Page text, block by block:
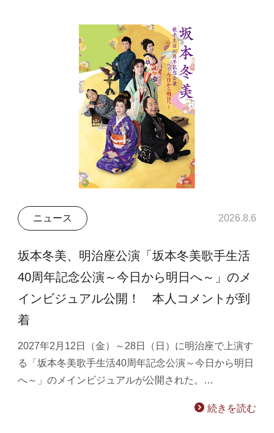
ニュース 2026.8.6
坂本冬美、明治座公演「坂本冬美歌手生活
40周年記念公演～今日から明日へ～」のメ
インビジュアル公開！ 本人コメントが到
着
2027年2月12日（金）～28日（日）に明治座で上演す
る「坂本冬美歌手生活40周年記念公演～今日から明日
へ～」のメインビジュアルが公開された。…
続きを読む